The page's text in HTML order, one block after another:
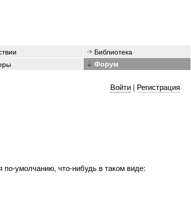
Библиотека
Форум
Войти| Регистрация
умолчанию, что-нибудь в таком виде: